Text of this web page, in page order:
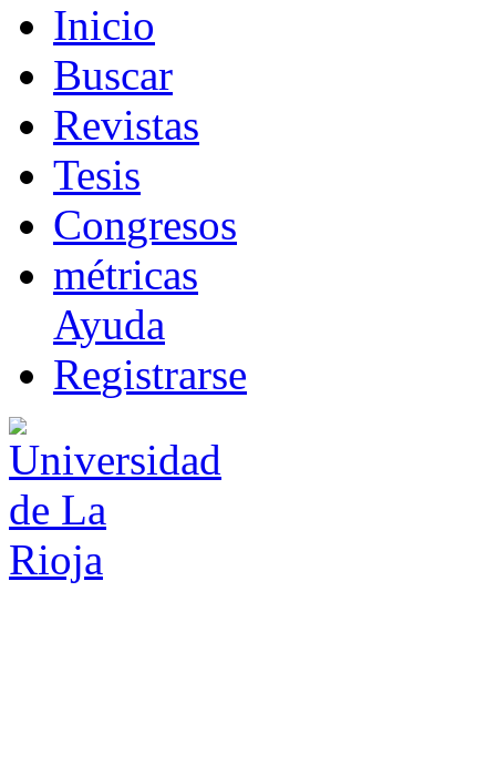
Inicio
Buscar
Revistas
Tesis
Congresos
métricas
Ayuda
Registrarse